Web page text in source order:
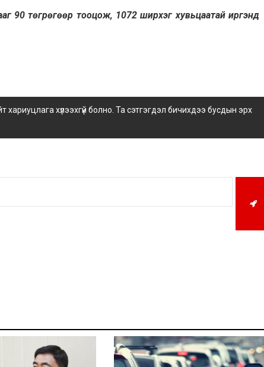
90 төгрөгөөр тооцож, 1072 ширхэг хувьцаатай иргэнд
хүлээхгүй болно. Та сэтгэгдэл бичихдээ бусдын эрх